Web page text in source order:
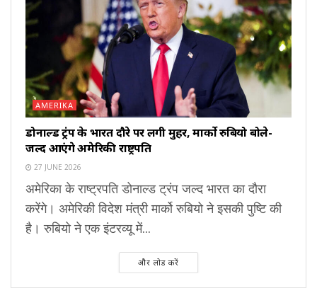
AMERIKA
डोनाल्ड ट्रंप के भारत दौरे पर लगी मुहर, मार्को रुबियो बोले-
जल्द आएंगे अमेरिकी राष्ट्रपति
27 JUNE 2026
अमेरिका के राष्ट्रपति डोनाल्ड ट्रंप जल्द भारत का दौरा
करेंगे। अमेरिकी विदेश मंत्री मार्को रुबियो ने इसकी पुष्टि की
है। रुबियो ने एक इंटरव्यू में...
और लोड करें